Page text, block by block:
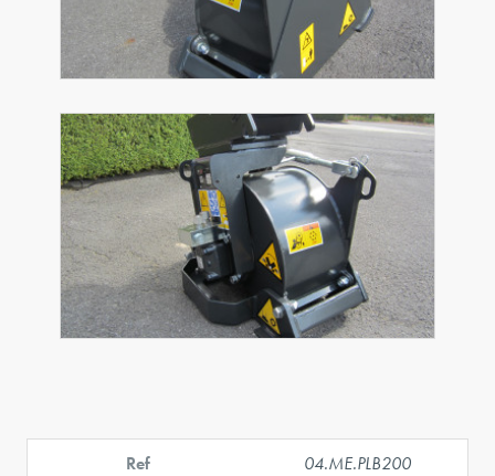
Ref 04.ME.PLB200